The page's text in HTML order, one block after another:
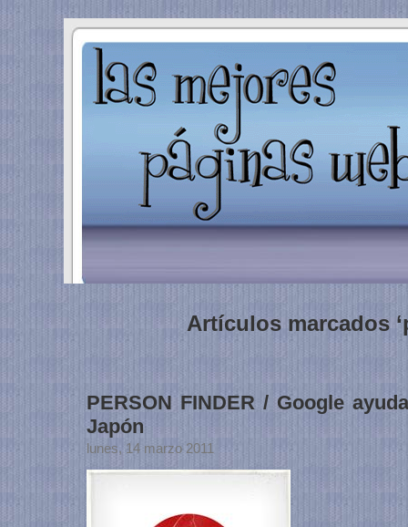
Artículos marcados
PERSON FINDER / Google
Japón
lunes, 14 marzo 2011